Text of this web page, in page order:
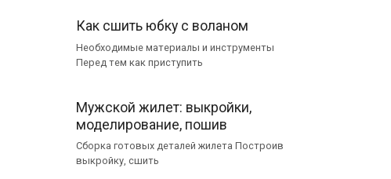
Как сшить юбку с воланом
Необходимые материалы и инструменты
Перед тем как приступить
Мужской жилет: выкройки,
моделирование, пошив
Сборка готовых деталей жилета Построив
выкройку, сшить